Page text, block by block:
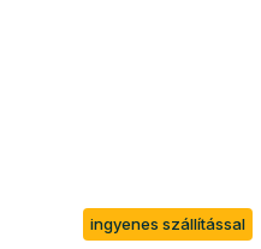
ingyenes szállítással